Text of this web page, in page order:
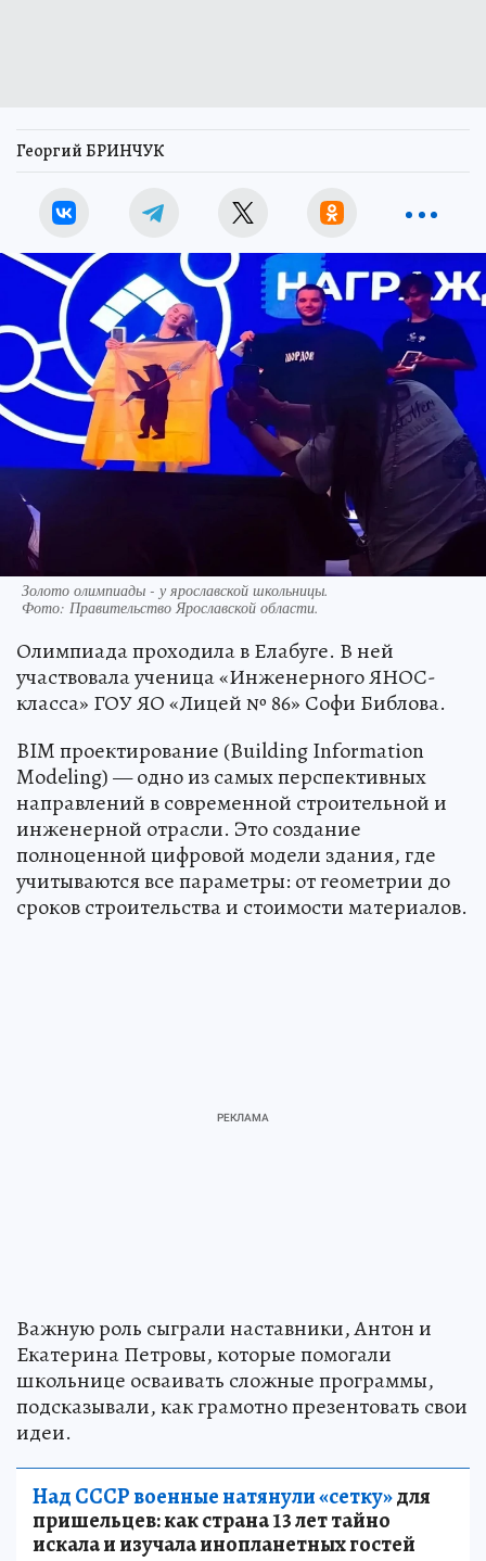
Георгий БРИНЧУК
Золото олимпиады - у ярославской школьницы.
Фото: Правительство Ярославской области.
Олимпиада проходила в Елабуге. В ней
участвовала ученица «Инженерного ЯНОС-
класса» ГОУ ЯО «Лицей № 86» Софи Библова.
BIM проектирование (Building Information
Modeling) — одно из самых перспективных
направлений в современной строительной и
инженерной отрасли. Это создание
полноценной цифровой модели здания, где
учитываются все параметры: от геометрии до
сроков строительства и стоимости материалов.
Важную роль сыграли наставники, Антон и
Екатерина Петровы, которые помогали
школьнице осваивать сложные программы,
подсказывали, как грамотно презентовать свои
идеи.
Над СССР военные натянули «сетку»для
пришельцев: как страна 13 лет тайно
искала и изучала инопланетных гостей